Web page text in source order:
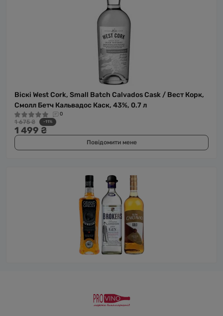
Віскі West Cork, Small Batch Calvados Cask / Вест Корк,
Смолл Бетч Кальвадос Каск, 43%, 0.7 л
0
1 675 ₴ -11%
1 499 ₴
Повідомити мене